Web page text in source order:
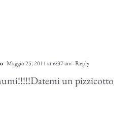
Maggio 25, 2011 at 6:37 am- Reply
un pizzicotto